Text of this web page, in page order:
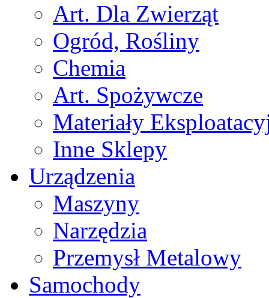
Art. Dla Zwierząt
Ogród, Rośliny
Chemia
Art. Spożywcze
Materiały
Inne Sklepy
Urządzenia
Maszyny
Narzędzia
Przemysł Metalowy
Samochody